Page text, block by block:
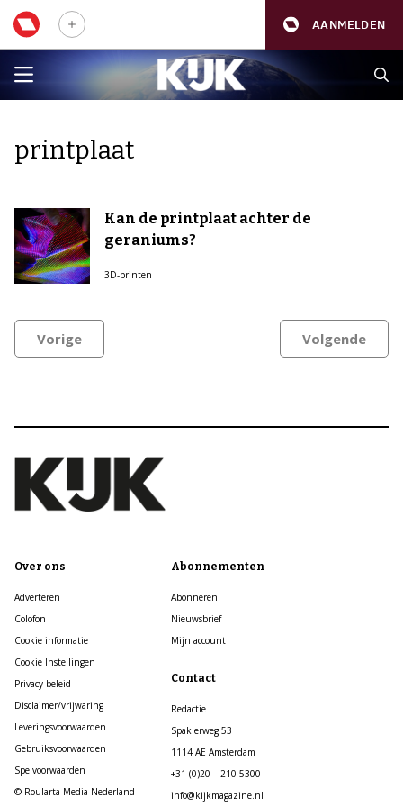
AANMELDEN
printplaat
Kan de printplaat achter de
geraniums?
3D-printen
Vorige Volgende
Over ons
Adverteren
Colofon
Cookie informatie
Cookie Instellingen
Privacy beleid
Disclaimer/vrijwaring
Leveringsvoorwaarden
Gebruiksvoorwaarden
Spelvoorwaarden
© Roularta Media Nederland
Abonnementen
Abonneren
Nieuwsbrief
Mijn account
Contact
Redactie
Spaklerweg 53
1114 AE Amsterdam
+31 (0)20 – 210 5300
info@kijkmagazine.nl